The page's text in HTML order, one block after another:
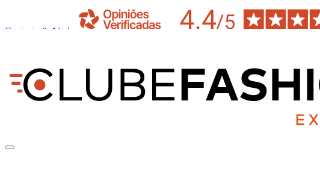
Contacto & Ajuda